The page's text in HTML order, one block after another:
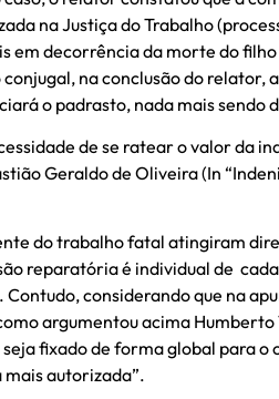
na Justiça do Trabalho
em decorrência da morte do
na conclusão do relator,
o padrasto, nada mais sendo
de se ratear o valor da
Geraldo de Oliveira (In
do trabalho fatal atingiram
reparatória é individual de
considerando que na
argumentou acima
fixado de forma global para o
autorizada”.